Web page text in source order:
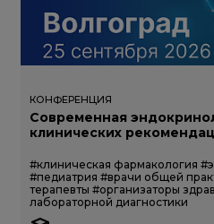
КОНФЕРЕНЦИЯ
Современная
клинических
#клиническая фармакология
#педиатрия #врачи общей
терапевты #организаторы
лабораторной диагностики